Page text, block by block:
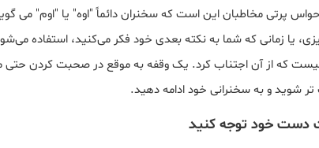
پرتی مخاطبان این است که سخنران دائماً "اوه" یا "اوم" می
یا زمانی که شما به نکته بعدی خود فکر می‌کنید، استفاده
که از آن اجتناب کرد. یک وقفه به موقع در صحبت کردن
شوید و به سخنرانی خود ادامه دهید.
دست خود توجه کنید